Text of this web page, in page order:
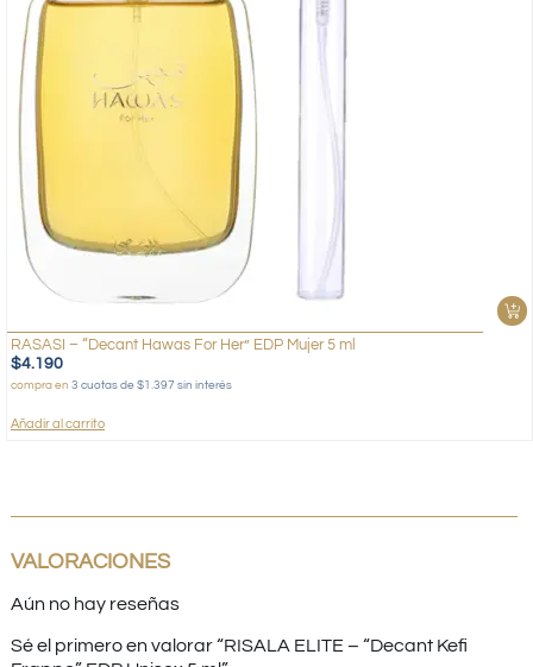
RASASI – “Decant Hawas For Her” EDP Mujer 5 ml
$4.190
compra en 3 cuotas de $1.397 sin interés
Añadir al carrito
VALORACIONES
Aún no hay reseñas
Sé el primero en valorar “RISALA ELITE – “Decant Kefi